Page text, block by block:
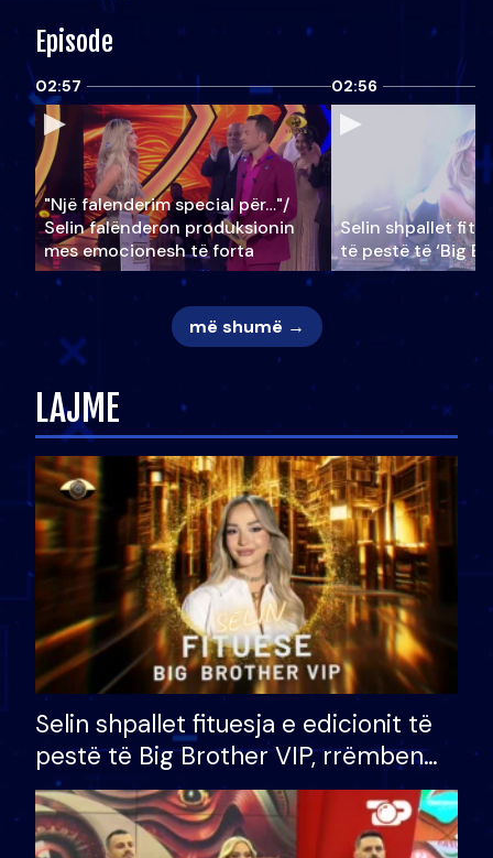
Episode
02:57
"Një falenderim special për…"/
Selin falënderon produksionin
mes emocionesh të forta
02:56
Selin shpallet
të pestë të ‘Big
më shumë →
LAJME
Selin shpallet fituesja e edicionit të
pestë të Big Brother VIP, rrëmben
çmimin e madh prej 100 mijë eurosh